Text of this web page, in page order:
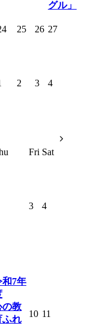
グル」
25 26 27
2 3 4
Fri Sat
3 4
和7年
の教
ふれ
10 11